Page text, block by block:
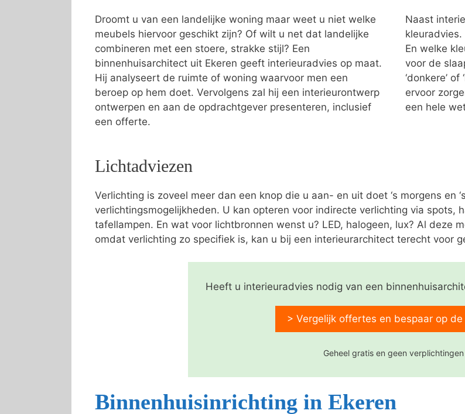
Droomt u van een landelijke woning maar weet u niet welke
meubels hiervoor geschikt zijn? Of wilt u net dat landelijke
combineren met een stoere, strakke stijl? Een
binnenhuisarchitect uit Ekeren geeft interieuradvies op maat.
Hij analyseert de ruimte of woning waarvoor men een
beroep op hem doet. Vervolgens zal hij een interieurontwerp
ontwerpen en aan de opdrachtgever presenteren, inclusief
een offerte.
Naast
En welke
voor de
‘donkere’
ervoor
een hele
Lichtadviezen
Verlichting is zoveel meer dan een knop die u aan- en uit doet ‘s morgens en
verlichtingsmogelijkheden. U kan opteren voor indirecte verlichting via spots,
tafellampen. En wat voor lichtbronnen wenst u? LED, halogeen, lux? Al deze
omdat verlichting zo specifiek is, kan u bij een interieurarchitect terecht voor
Heeft u interieuradvies nodig van een
> Vergelijk offertes en bespaar op de
Geheel gratis en geen verplichtingen
Binnenhuisinrichting in Ekeren